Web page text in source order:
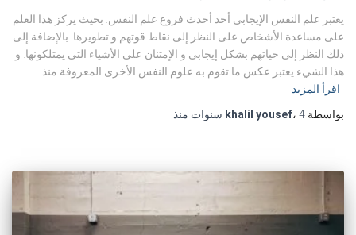
يعتبر علم النفس الإيجابي أحد أحدث فروع علم النفس. بحيث يركز هذا العلم
على مساعدة الأشخاص على النظر إلى نقاط قوتهم و تطويرها. بالإضافة إلى
ذلك النظر إلى حياتهم بشكل إيجابي و الإمتنان على الأشياء التي يمتلكونها. و
هذا الشيء يعتبر عكس ما تقوم به علوم النفس الأخرى المعروفة منذ
اقرأ المزيد
بواسطة
khalil yousef، 4 سنوات منذ